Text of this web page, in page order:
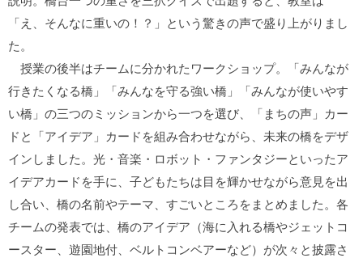
「え、そんなに重いの！？」という驚きの声で盛り上がりまし
た。
授業の後半はチームに分かれたワークショップ。「みんなが
行きたくなる橋」「みんなを守る強い橋」「みんなが使いやす
い橋」の三つのミッションから一つを選び、「まちの声」カー
ドと「アイデア」カードを組み合わせながら、未来の橋をデザ
インしました。光・音楽・ロボット・ファンタジーといったア
イデアカードを手に、子どもたちは目を輝かせながら意見を出
し合い、橋の名前やテーマ、すごいところをまとめました。各
チームの発表では、橋のアイデア（海に入れる橋やジェットコ
ースター、遊園地付、ベルトコンベアーなど）が次々と披露さ